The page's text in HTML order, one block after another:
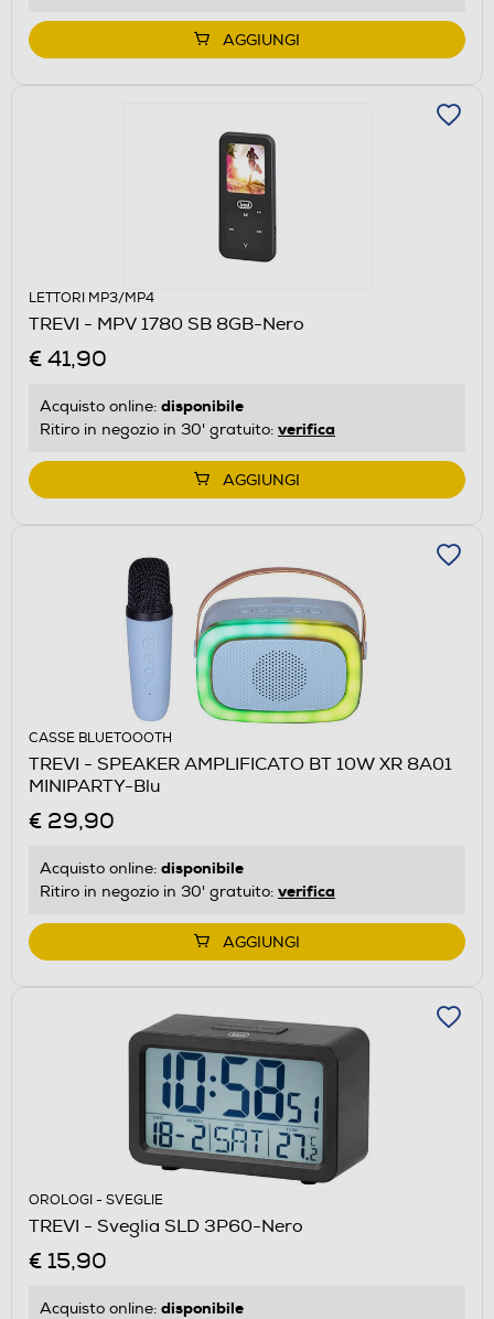
AGGIUNGI
LETTORI MP3/MP4
TREVI - MPV 1780 SB 8GB-Nero
€ 41,90
Acquisto online: disponibile
Ritiro in negozio in 30' gratuito: verifica
AGGIUNGI
CASSE BLUETOOOTH
TREVI - SPEAKER AMPLIFICATO BT 10W XR 8A01
MINIPARTY-Blu
€ 29,90
Acquisto online: disponibile
Ritiro in negozio in 30' gratuito: verifica
AGGIUNGI
OROLOGI - SVEGLIE
TREVI - Sveglia SLD 3P60-Nero
€ 15,90
Acquisto online: disponibile